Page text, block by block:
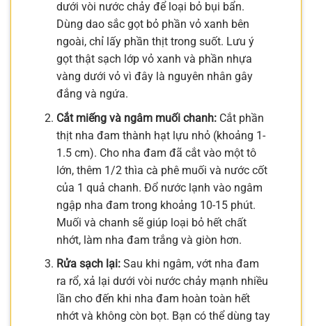
dưới vòi nước chảy để loại bỏ bụi bẩn.
Dùng dao sắc gọt bỏ phần vỏ xanh bên
ngoài, chỉ lấy phần thịt trong suốt. Lưu ý
gọt thật sạch lớp vỏ xanh và phần nhựa
vàng dưới vỏ vì đây là nguyên nhân gây
đắng và ngứa.
Cắt miếng và ngâm muối chanh:Cắt phần
thịt nha đam thành hạt lựu nhỏ (khoảng 1-
1.5 cm). Cho nha đam đã cắt vào một tô
lớn, thêm 1/2 thìa cà phê muối và nước cốt
của 1 quả chanh. Đổ nước lạnh vào ngâm
ngập nha đam trong khoảng 10-15 phút.
Muối và chanh sẽ giúp loại bỏ hết chất
nhớt, làm nha đam trắng và giòn hơn.
Rửa sạch lại:Sau khi ngâm, vớt nha đam
ra rổ, xả lại dưới vòi nước chảy mạnh nhiều
lần cho đến khi nha đam hoàn toàn hết
nhớt và không còn bọt. Bạn có thể dùng tay